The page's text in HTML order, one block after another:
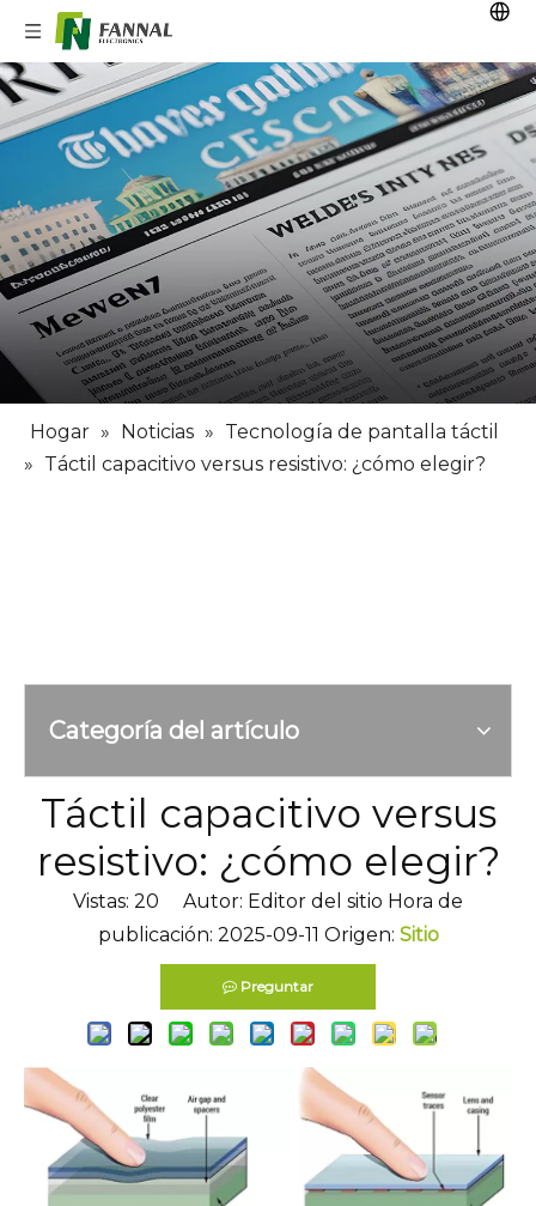
Hogar » Noticias » Tecnología de pantalla táctil
» Táctil capacitivo versus resistivo: ¿cómo elegir?
Categoría del artículo
Táctil capacitivo versus
resistivo: ¿cómo elegir?
Vistas: 20 Autor: Editor del sitio Hora de
publicación: 2025-09-11 Origen: Sitio
Preguntar